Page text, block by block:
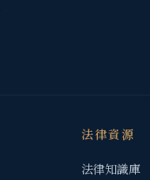
法律資源
法律知識庫